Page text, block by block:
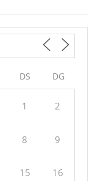
DS DG
1 2
8 9
15 16